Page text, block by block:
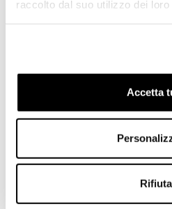
raccolto dal suo utilizzo dei loro
Accetta
Rifiuta